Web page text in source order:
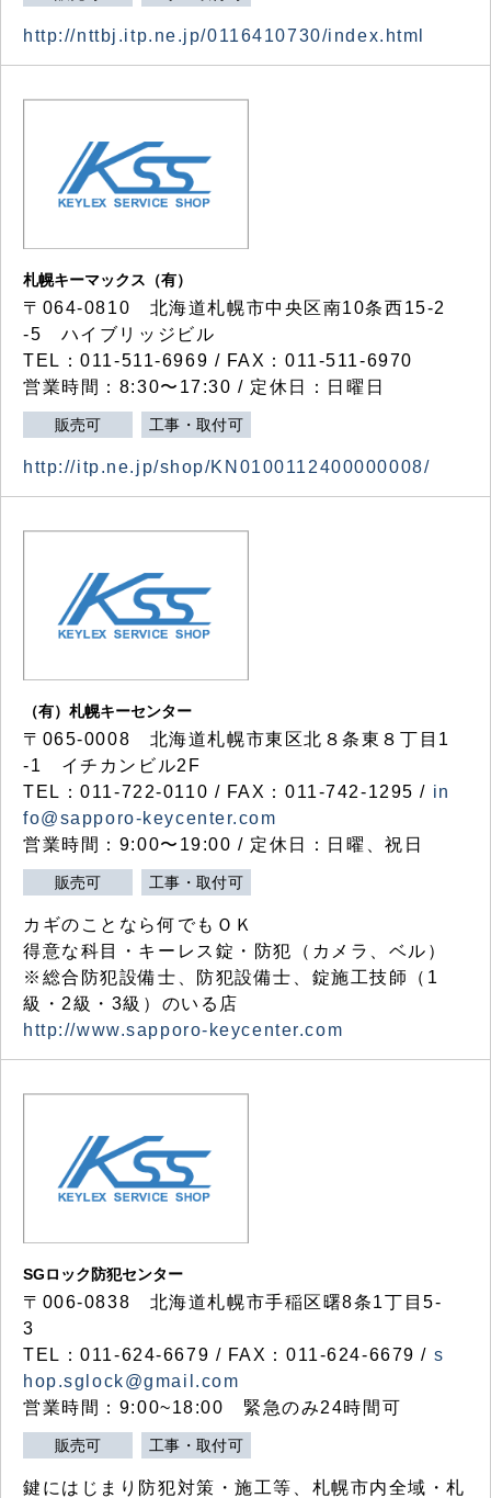
http://nttbj.itp.ne.jp/0116410730/index.html
札幌キーマックス（有）
〒064-0810 北海道札幌市中央区南10条西15-2
-5 ハイブリッジビル
TEL：011-511-6969 / FAX：011-511-6970
営業時間：8:30〜17:30 / 定休日：日曜日
販売可 工事・取付可
http://itp.ne.jp/shop/KN0100112400000008/
（有）札幌キーセンター
〒065-0008 北海道札幌市東区北８条東８丁目1
-1 イチカンビル2F
TEL：011-722-0110 / FAX：011-742-1295 / in
fo@sapporo-keycenter.com
営業時間：9:00〜19:00 / 定休日：日曜、祝日
販売可 工事・取付可
カギのことなら何でもＯＫ
得意な科目・キーレス錠・防犯（カメラ、ベル）
※総合防犯設備士、防犯設備士、錠施工技師（1
級・2級・3級）のいる店
http://www.sapporo-keycenter.com
SGロック防犯センター
〒006-0838 北海道札幌市手稲区曙8条1丁目5-
3
TEL：011-624-6679 / FAX：011-624-6679 / s
hop.sglock@gmail.com
営業時間：9:00~18:00 緊急のみ24時間可
販売可 工事・取付可
鍵にはじまり防犯対策・施工等、札幌市内全域・札